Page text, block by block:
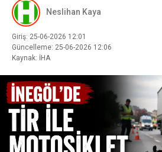
Neslihan Kaya
Giriş: 25-06-2026 12:01
Güncelleme: 25-06-2026 12:06
Kaynak: İHA